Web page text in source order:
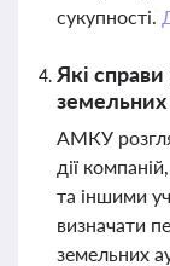
сукупності.
Які
земельних
АМКУ
дії
та іншими
визначати
земельних